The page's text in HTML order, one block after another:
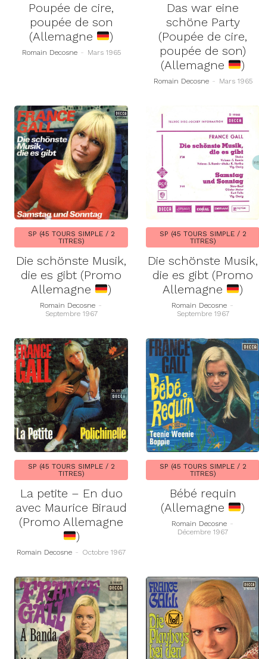
Poupée de cire,
poupée de son
(Allemagne
)
Romain Decosne - Mars 1965
Das war eine
schöne Party
(Poupée de cire,
poupée de son)
(Allemagne
)
Romain Decosne - Mars 1965
SP (45 TOURS SIMPLE / 2
TITRES)
Die schönste Musik,
die es gibt (Promo
Allemagne
)
Romain Decosne -
Septembre 1967
SP (45 TOURS SIMPLE / 2
TITRES)
Die schönste Musik,
die es gibt (Promo
Allemagne
)
Romain Decosne -
Septembre 1967
SP (45 TOURS SIMPLE / 2
TITRES)
La petite – En duo
avec Maurice Biraud
(Promo Allemagne
)
Romain Decosne - Octobre 1967
SP (45 TOURS SIMPLE / 2
TITRES)
Bébé requin
(Allemagne
)
Romain Decosne -
Décembre 1967